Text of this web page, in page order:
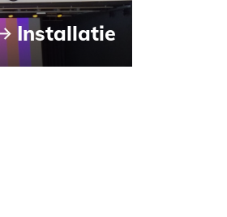
Installatie